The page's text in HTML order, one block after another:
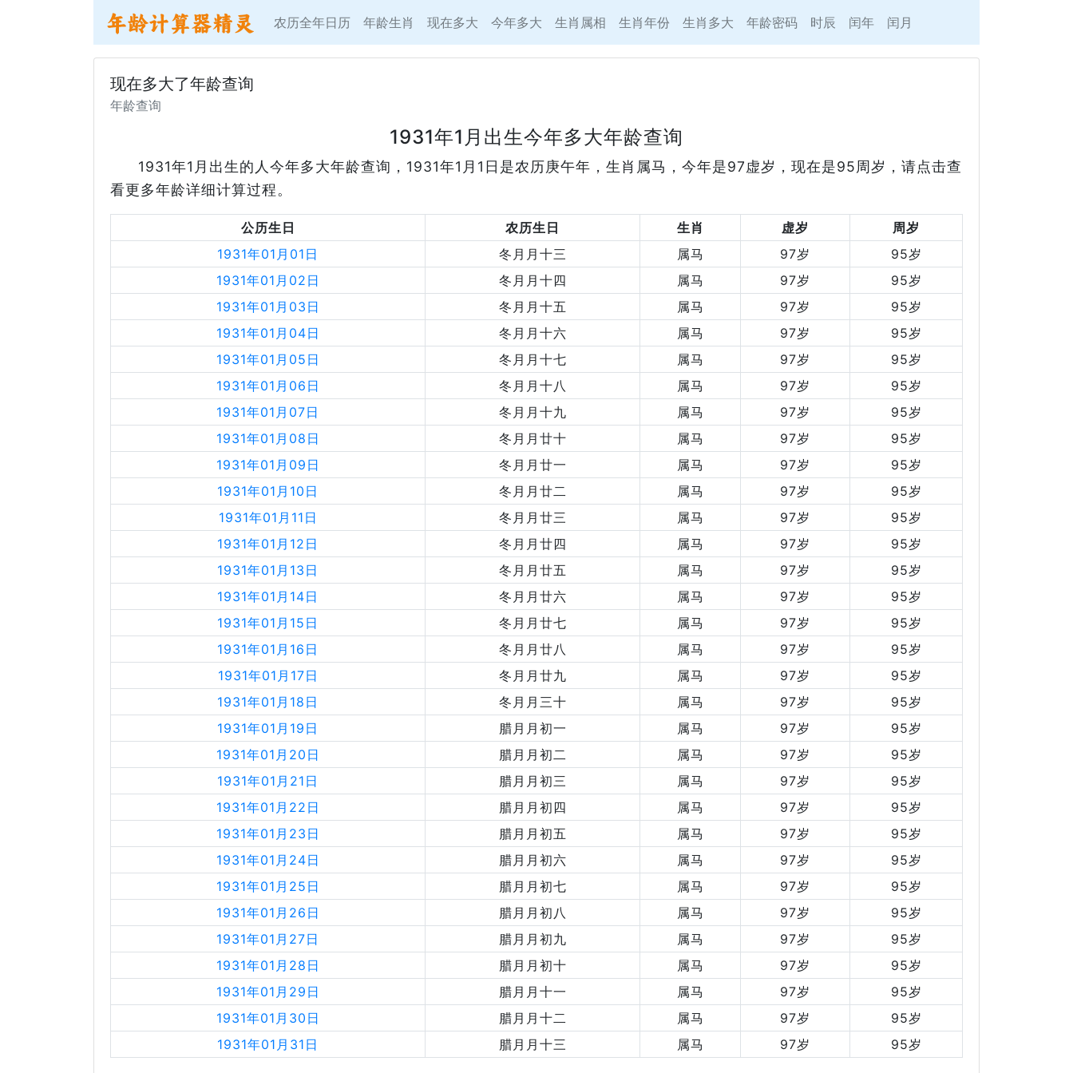
农历全年日历 年龄生肖 现在多大 今年多大 生肖属相 生肖年份 生肖多大 年龄密码 时辰 闰年 闰月
现在多大了年龄查询
年龄查询
1931年1月出生今年多大年龄查询
1931年1月出生的人今年多大年龄查询，1931年1月1日是农历庚午年，生肖属马，今年是97虚岁，现在是95周岁，请点击查
看更多年龄详细计算过程。
公历生日 农历生日 生肖 虚岁
周岁
1931年01月01日
冬月月十三 属马 97岁
95岁
1931年01月02日
冬月月十四 属马 97岁
95岁
1931年01月03日
冬月月十五 属马 97岁
95岁
1931年01月04日
冬月月十六 属马 97岁
95岁
1931年01月05日
冬月月十七 属马 97岁
95岁
1931年01月06日
冬月月十八 属马 97岁
95岁
1931年01月07日
冬月月十九 属马 97岁
95岁
1931年01月08日
冬月月廿十 属马 97岁
95岁
1931年01月09日
冬月月廿一 属马 97岁
95岁
1931年01月10日
冬月月廿二 属马 97岁
95岁
1931年01月11日
冬月月廿三 属马 97岁
95岁
1931年01月12日
冬月月廿四 属马 97岁
95岁
1931年01月13日
冬月月廿五 属马 97岁
95岁
1931年01月14日
冬月月廿六 属马 97岁
95岁
1931年01月15日
冬月月廿七 属马 97岁
95岁
1931年01月16日
冬月月廿八 属马 97岁
95岁
1931年01月17日
冬月月廿九 属马 97岁
95岁
1931年01月18日
冬月月三十 属马 97岁
95岁
1931年01月19日
腊月月初一 属马 97岁
95岁
1931年01月20日
腊月月初二 属马 97岁
95岁
1931年01月21日
腊月月初三 属马 97岁
95岁
1931年01月22日
腊月月初四 属马 97岁
95岁
1931年01月23日
腊月月初五 属马 97岁
95岁
1931年01月24日
腊月月初六 属马 97岁
95岁
1931年01月25日
腊月月初七 属马 97岁
95岁
1931年01月26日
腊月月初八 属马 97岁
95岁
1931年01月27日
腊月月初九 属马 97岁
95岁
1931年01月28日
腊月月初十 属马 97岁
95岁
1931年01月29日
腊月月十一 属马 97岁
95岁
1931年01月30日
腊月月十二 属马 97岁
95岁
1931年01月31日
腊月月十三 属马 97岁 95岁